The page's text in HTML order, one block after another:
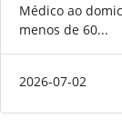
Médico ao
menos de 60...
2026-07-02